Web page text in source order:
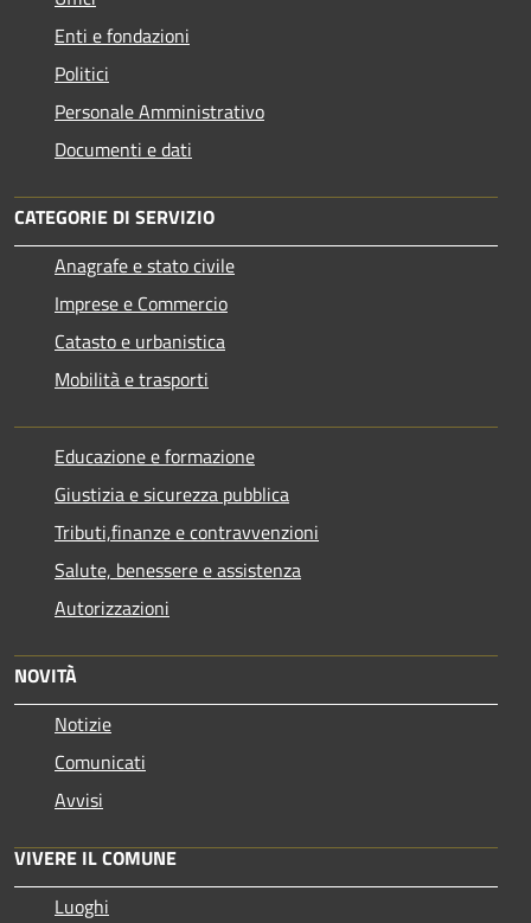
Enti e fondazioni
Politici
Personale Amministrativo
Documenti e dati
CATEGORIE DI SERVIZIO
Anagrafe e stato civile
Imprese e Commercio
Catasto e urbanistica
Mobilità e trasporti
Educazione e formazione
Giustizia e sicurezza pubblica
Tributi,finanze e contravvenzioni
Salute, benessere e assistenza
Autorizzazioni
NOVITÀ
Notizie
Comunicati
Avvisi
VIVERE IL COMUNE
Luoghi